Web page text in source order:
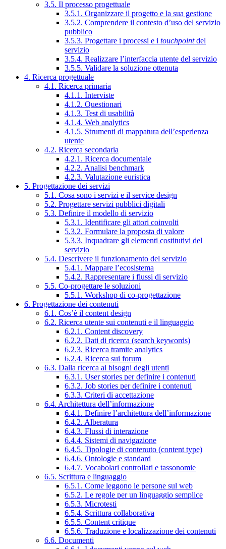
3.5. Il processo progettuale
3.5.1. Organizzare il progetto e la sua gestione
3.5.2. Comprendere il contesto d’uso del servizio
pubblico
3.5.3. Progettare i processi e i touchpointdel
servizio
3.5.4. Realizzare l’interfaccia utente del servizio
3.5.5. Validare la soluzione ottenuta
4. Ricerca progettuale
4.1. Ricerca primaria
4.1.1. Interviste
4.1.2. Questionari
4.1.3. Test di usabilità
4.1.4. Web analytics
4.1.5. Strumenti di mappatura dell’esperienza
utente
4.2. Ricerca secondaria
4.2.1. Ricerca documentale
4.2.2. Analisi benchmark
4.2.3. Valutazione euristica
5. Progettazione dei servizi
5.1. Cosa sono i servizi e il service design
5.2. Progettare servizi pubblici digitali
5.3. Definire il modello di servizio
5.3.1. Identificare gli attori coinvolti
5.3.2. Formulare la proposta di valore
5.3.3. Inquadrare gli elementi costitutivi del
servizio
5.4. Descrivere il funzionamento del servizio
5.4.1. Mappare l’ecosistema
5.4.2. Rappresentare i flussi di servizio
5.5. Co-progettare le soluzioni
5.5.1. Workshop di co-progettazione
6. Progettazione dei contenuti
6.1. Cos’è il content design
6.2. Ricerca utente sui contenuti e il linguaggio
6.2.1. Content discovery
6.2.2. Dati di ricerca (search keywords)
6.2.3. Ricerca tramite analytics
6.2.4. Ricerca sui forum
6.3. Dalla ricerca ai bisogni degli utenti
6.3.1. User stories per definire i contenuti
6.3.2. Job stories per definire i contenuti
6.3.3. Criteri di accettazione
6.4. Architettura dell’informazione
6.4.1. Definire l’architettura dell’informazione
6.4.2. Alberatura
6.4.3. Flussi di interazione
6.4.4. Sistemi di navigazione
6.4.5. Tipologie di contenuto (content type)
6.4.6. Ontologie e standard
6.4.7. Vocabolari controllati e tassonomie
6.5. Scrittura e linguaggio
6.5.1. Come leggono le persone sul web
6.5.2. Le regole per un linguaggio semplice
6.5.3. Microtesti
6.5.4. Scrittura collaborativa
6.5.5. Content critique
6.5.6. Traduzione e localizzazione dei contenuti
6.6. Documenti